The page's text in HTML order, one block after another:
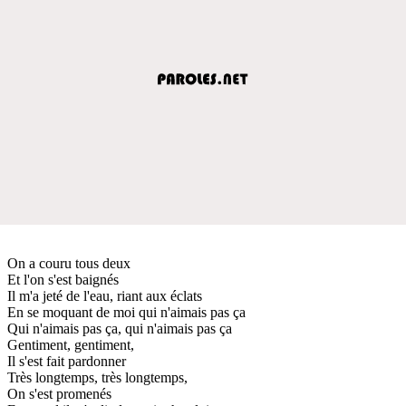
On a couru tous deux
Et l'on s'est baignés
Il m'a jeté de l'eau, riant aux éclats
En se moquant de moi qui n'aimais pas ça
Qui n'aimais pas ça, qui n'aimais pas ça
Gentiment, gentiment,
Il s'est fait pardonner
Très longtemps, très longtemps,
On s'est promenés